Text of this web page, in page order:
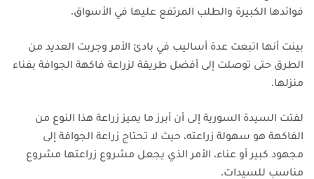
فوائدها الكبيرة والطلب المرتفع عليها في الأسواق.
بينت أنها اتبعت عدة أساليب في بادئ الأمر وجربت العديد من
الطرق حتى توصلت إلى أفضل طريقة لزراعة فاكهة الجوافة بفناء
منزلها.
لفتت السيدة السورية إلى أن أبرز ما يميز زراعة هذا النوع من
الفاكهة هو سهولة زراعته، حيث لا تحتاج زراعة الجوافة إلى
مجهود كبير أو عناء، الأمر الذي يجعل مشروع زراعتها مشروع
مناسب للسيدات.